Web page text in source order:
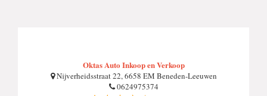
Oktas Auto Inkoop en Verkoop
Nijverheidsstraat 22, 6658 EM Beneden-Leeuwen
0624975374